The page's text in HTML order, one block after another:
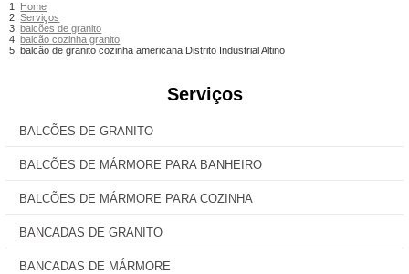
Home
Serviços
balcões de granito
balcão cozinha granito
balcão de granito cozinha americana Distrito Industrial Altino
Serviços
BALCÕES DE GRANITO
BALCÕES DE MÁRMORE PARA BANHEIRO
BALCÕES DE MÁRMORE PARA COZINHA
BANCADAS DE GRANITO
BANCADAS DE MÁRMORE